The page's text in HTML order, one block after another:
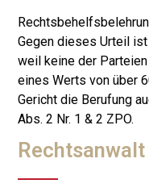
Gegen dieses Urteil
weil keine der
eines Werts von über
Gericht die Berufung
Abs. 2 Nr. 1 & 2 ZPO.